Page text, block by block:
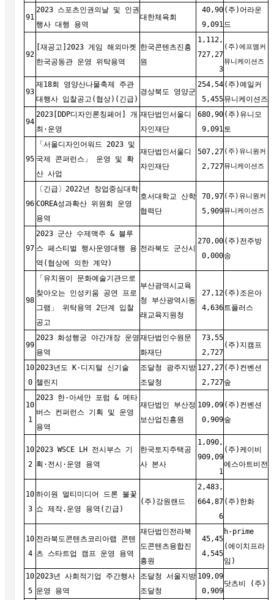
91
2023 스포츠인권의날 및 인권
행사 대행 용역
대한체육회
40,90
9,091
(주)어라운
드
92
[재공고]2023 게임 해외마켓
한국공동관 운영 위탁용역
한국콘텐츠진흥
원
1,112,
727,27
3
(주)에프엠커
뮤니케이션즈
93
제18회 영양산나물축제 주관
대행사 입찰공고(협상)(긴급)
경상북도 영양군
254,54
5,455
(주)예일커
뮤니케이션즈
94
2023[DDP디자인론칭페어] 개
최·운영
재단법인서울디
자인재단
680,90
9,091
(주)유니모
토
95
「서울디자인어워드 2023 및
국제 콘퍼런스」 운영 및 확
산 사업
재단법인서울디
자인재단
507,27
2,727
(주)유니원커
뮤니케이션즈
96
〔긴급〕2022년 창업중심대학
COREA성과확산 위원회 운영
용역
호서대학교 산학
협력단
70,97
5,909
(주)유니원커
뮤니케이션즈
97
2023 군산 수제맥주 & 블루
스 페스티벌 행사운영대행 용
역(협상에 의한 계약)
전라북도 군산시
270,00
0,000
(주)전주방
송
98
「유치원이 문화예술기관으로
찾아오는 인성키움 공연 프로
그램」 위탁용역 2단계 입찰
공고
부산광역시교육
청 부산광역시동
래교육지원청
27,12
4,636
(주)조은아
트플러스
99
2023 화성행궁 야간개장 운영
용역
재단법인수원문
화재단
73,55
2,727
(주)지캠프
10
0
2023년도 K-디지털 신기술
챌린지
조달청 광주지방
조달청
127,27
2,727
(주)컨벤션
숲
10
1
2023 한-아세안 포럼 & 메타
버스 컨퍼런스 기획 및 운영
용역
재단법인 부산정
보산업진흥원
109,09
0,909
(주)컨벤션
숲
10
2
2023 WSCE LH 전시부스 기
획·전시·운영 용역
한국토지주택공
사 본사
1,090,
909,09
1
(주)케이비
에스아트비전
10
3
하이원 멀티미디어 드론 불꽃
쇼 제작.운영 용역(긴급)
(주)강원랜드
2,483,
664,87
6
(주)한화
10
4
전라북도콘텐츠코리아랩 콘텐
츠 스타트업 캠프 운영 용역
재단법인전라북
도콘텐츠융합진
흥원
45,45
4,545
h-prime
(에이치프라
임)
10
5
2023년 사회적기업 주간행사
운영 용역
조달청 서울지방
조달청
109,09
0,909
닷츠비 (주)